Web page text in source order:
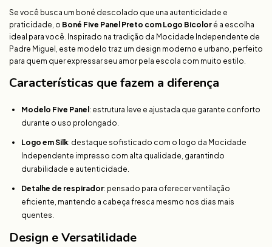
Se você busca um boné descolado que una autenticidade e
praticidade, o Boné Five Panel Preto com Logo Bicolor é a escolha
ideal para você. Inspirado na tradição da Mocidade Independente de
Padre Miguel, este modelo traz um design moderno e urbano, perfeito
para quem quer expressar seu amor pela escola com muito estilo.
Características que fazem a diferença
Modelo Five Panel : estrutura leve e ajustada que garante conforto
durante o uso prolongado.
Logo em Silk: destaque sofisticado com o logo da Mocidade
Independente impresso com alta qualidade, garantindo
durabilidade e autenticidade.
Detalhe de respirador: pensado para oferecer ventilação
eficiente, mantendo a cabeça fresca mesmo nos dias mais
quentes.
Design e Versatilidade